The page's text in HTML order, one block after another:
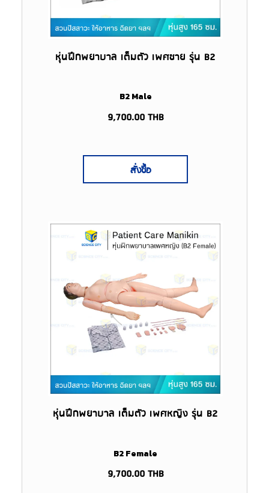
หุ่นฝึกพยาบาล เต็มตัว เพศชาย รุ่น B2
B2 Male
9,700.00THB
สั่งซื้อ
หุ่นฝึกพยาบาล เต็มตัว เพศหญิง รุ่น B2
B2 Female
9,700.00THB